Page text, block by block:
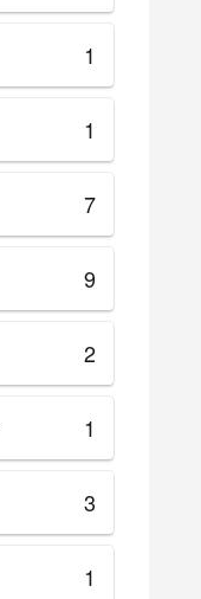
1
1
7
9
2
1
3
1